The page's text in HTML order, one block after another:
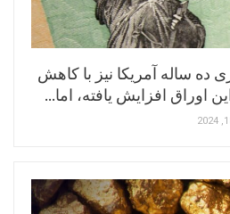
ده ساله آمریکا نیز با کاهش
اوراق افزایش یافته، اما…